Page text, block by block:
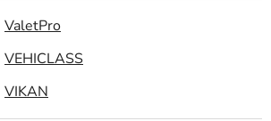
ValetPro
VEHICLASS
VIKAN